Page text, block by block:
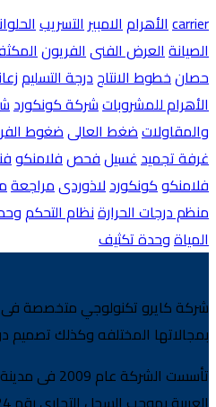
carrierالأهرامالامبيرالتسريب
الصيانةالعرض الفنىالفريون
حصانخطوط الانتاجدرجة التسليم
الأهرام للمشروباتشركة كونكورد
والمقاولاتضغط العالىضغوط
غرفة تجميدغسيلفحصفلامنكو
فلامنكوكونكوردلاذوردىمراجعة
منظم درجات الحرارةنظام التحكم
المياةوحدة تكثيف
شركة كايرو تكنولوجي متخصصة فى
بمجالاتها المختلفه وكذلك تصميم
تأسست الشركة